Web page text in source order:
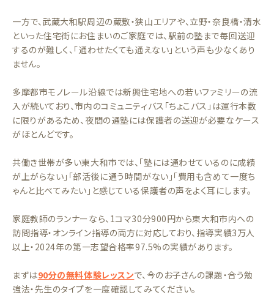
一方で、武蔵大和駅周辺の蔵敷・狭山エリアや、立野・奈良橋・清水
といった住宅街にお住まいのご家庭では、駅前の塾まで毎回送迎
するのが難しく、「通わせたくても通えない」という声も少なくあり
ません。
多摩都市モノレール沿線では新興住宅地への若いファミリーの流
入が続いており、市内のコミュニティバス「ちょこバス」は運行本数
に限りがあるため、夜間の通塾には保護者の送迎が必要なケース
がほとんどです。
共働き世帯が多い東大和市では、「塾には通わせているのに成績
が上がらない」「部活後に通う時間がない」「費用も含めて一度ち
ゃんと比べてみたい」と感じている保護者の声をよく耳にします。
家庭教師のランナーなら、1コマ30分900円から東大和市内への
訪問指導・オンライン指導の両方に対応しており、指導実績3万人
以上・2024年の第一志望合格率97.5%の実績があります。
まずは90分の無料体験レッスンで、今のお子さんの課題・合う勉
強法・先生のタイプを一度確認してみてください。